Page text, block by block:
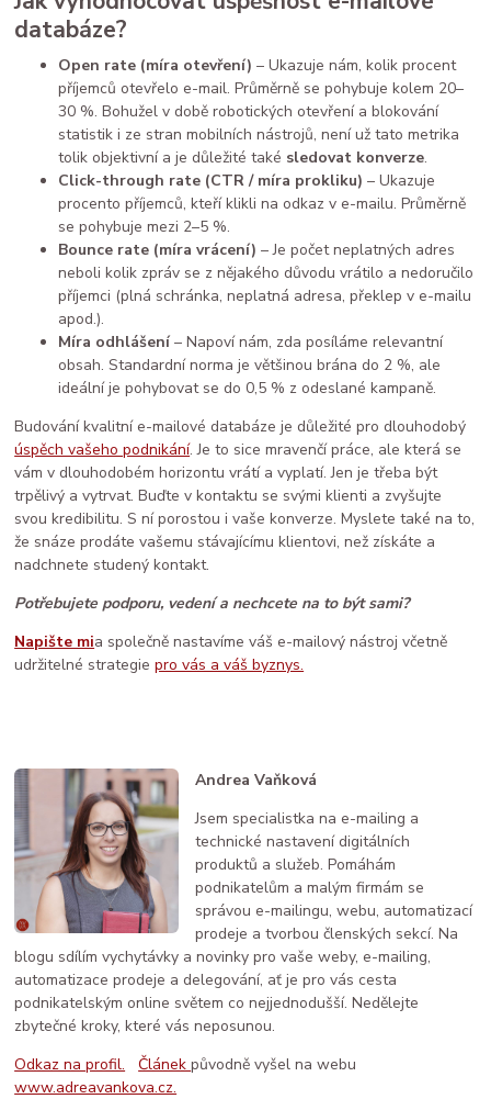
databáze?
Open rate (míra otevření) – Ukazuje nám, kolik procent
příjemců otevřelo e-mail. Průměrně se pohybuje kolem 20–
30 %. Bohužel v době robotických otevření a blokování
statistik i ze stran mobilních nástrojů, není už tato metrika
tolik objektivní a je důležité také sledovat konverze.
Click-through rate (CTR / míra prokliku) – Ukazuje
procento příjemců, kteří klikli na odkaz v e-mailu. Průměrně
se pohybuje mezi 2–5 %.
Bounce rate (míra vrácení) – Je počet neplatných adres
neboli kolik zpráv se z nějakého důvodu vrátilo a nedoručilo
příjemci (plná schránka, neplatná adresa, překlep v e-mailu
apod.).
Míra odhlášení– Napoví nám, zda posíláme relevantní
obsah. Standardní norma je většinou brána do 2 %, ale
ideální je pohybovat se do 0,5 % z odeslané kampaně.
Budování kvalitní e-mailové databáze je důležité pro dlouhodobý
úspěch vašeho podnikání. Je to sice mravenčí práce, ale která se
vám v dlouhodobém horizontu vrátí a vyplatí. Jen je třeba být
trpělivý a vytrvat. Buďte v kontaktu se svými klienti a zvyšujte
svou kredibilitu. S ní porostou i vaše konverze. Myslete také na to,
že snáze prodáte vašemu stávajícímu klientovi, než získáte a
nadchnete studený kontakt.
Potřebujete podporu, vedení a nechcete na to být sami?
Napište mia společně nastavíme váš e-mailový nástroj včetně
udržitelné strategiepro vás a váš byznys.
Andrea Vaňková
Jsem specialistka na e-mailing a
technické nastavení digitálních
produktů a služeb. Pomáhám
podnikatelům a malým firmám se
správou e-mailingu, webu, automatizací
prodeje a tvorbou členských sekcí. Na
blogu sdílím vychytávky a novinky pro vaše weby, e-mailing,
automatizace prodeje a delegování, ať je pro vás cesta
podnikatelským online světem co nejjednodušší. Nedělejte
zbytečné kroky, které vás neposunou.
Odkaz na profil.
Článekpůvodně vyšel na webu
www.adreavankova.cz.